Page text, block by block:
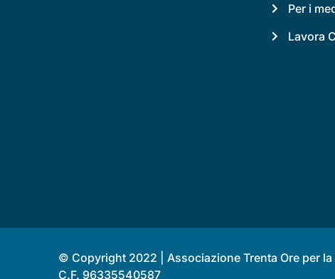
Per i
Lavora
© Copyright 2022 | Associazione Trenta Ore per la
C.F. 96335540587